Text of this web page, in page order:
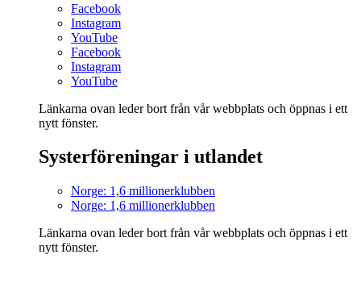
Facebook
Instagram
YouTube
Facebook
Instagram
YouTube
Länkarna ovan leder bort från vår webbplats och öppnas i ett
nytt fönster.
Systerföreningar i utlandet
Norge: 1,6 millionerklubben
Norge: 1,6 millionerklubben
Länkarna ovan leder bort från vår webbplats och öppnas i ett
nytt fönster.